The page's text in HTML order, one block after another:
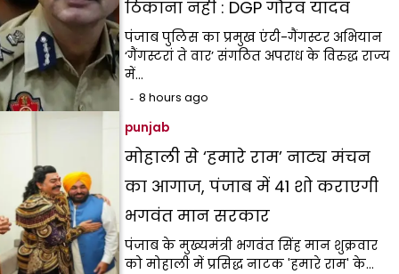
ठिकाना नहीं : DGP गौरव यादव
पंजाब पुलिस का प्रमुख एंटी-गैंगस्टर अभियान
‘गैंगस्टरां ते वार’ संगठित अपराध के विरुद्ध राज्य
में…
8 hours ago
punjab
मोहाली से ‘हमारे राम’ नाट्य मंचन
का आगाज, पंजाब में 41 शो कराएगी
भगवंत मान सरकार
पंजाब के मुख्यमंत्री भगवंत सिंह मान शुक्रवार
को मोहाली में प्रसिद्ध नाटक 'हमारे राम' के…